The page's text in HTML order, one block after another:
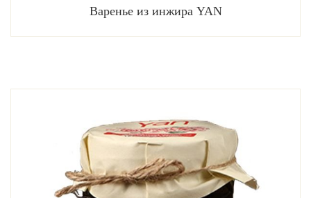
Варенье из инжира YAN